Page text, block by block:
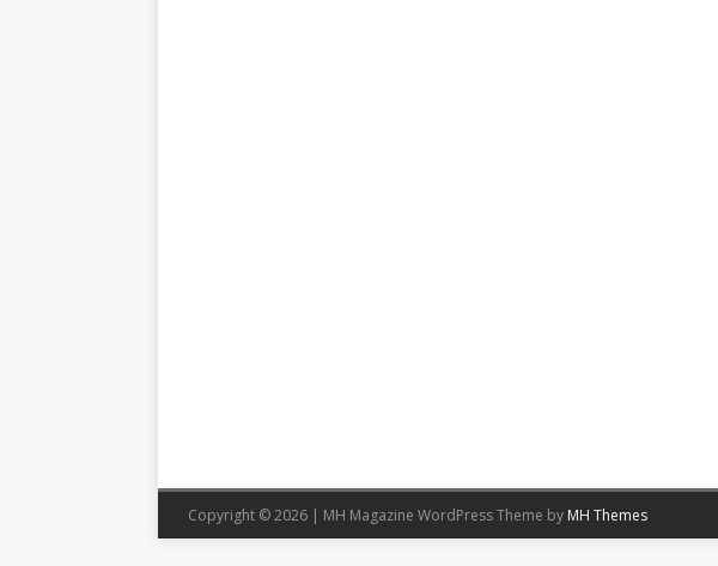
Copyright © 2026 | MH Magazine WordPress Theme by MH Themes